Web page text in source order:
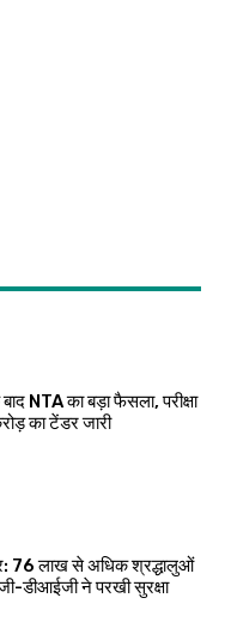
NTA का बड़ा फैसला, परीक्षा
का टेंडर जारी
76 लाख से अधिक श्रद्धालुओं
डीआईजी ने परखी सुरक्षा